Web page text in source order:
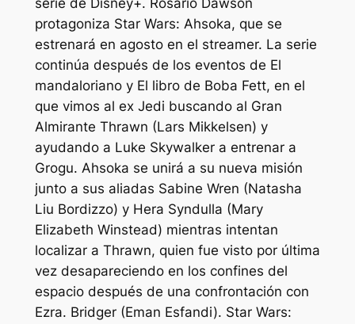
serie de Disney+. Rosario Dawson
protagoniza Star Wars: Ahsoka, que se
estrenará en agosto en el streamer. La serie
continúa después de los eventos de El
mandalorianoy El libro de Boba Fett, en el
que vimos al ex Jedi buscando al Gran
Almirante Thrawn (Lars Mikkelsen) y
ayudando a Luke Skywalker a entrenar a
Grogu. Ahsoka se unirá a su nueva misión
junto a sus aliadas Sabine Wren (Natasha
Liu Bordizzo) y Hera Syndulla (Mary
Elizabeth Winstead) mientras intentan
localizar a Thrawn, quien fue visto por última
vez desapareciendo en los confines del
espacio después de una confrontación con
Ezra. Bridger (Eman Esfandi). Star Wars: